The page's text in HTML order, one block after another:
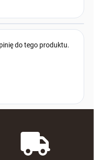
do tego produktu.